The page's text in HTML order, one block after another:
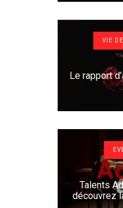
VIE
Le rapport
Talents
découvrez